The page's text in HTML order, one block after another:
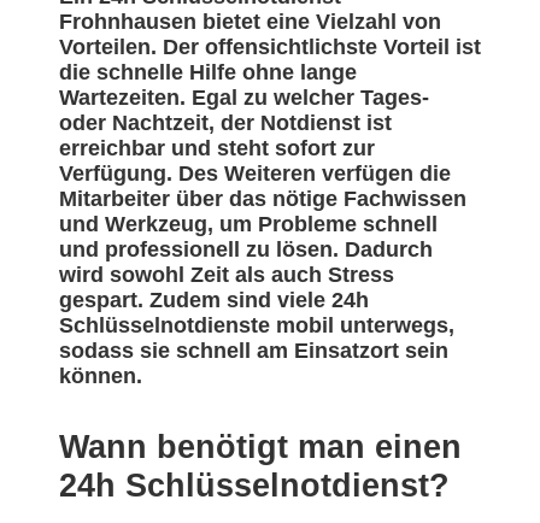
Frohnhausen bietet eine Vielzahl von
Vorteilen. Der offensichtlichste Vorteil ist
die schnelle Hilfe ohne lange
Wartezeiten. Egal zu welcher Tages-
oder Nachtzeit, der Notdienst ist
erreichbar und steht sofort zur
Verfügung. Des Weiteren verfügen die
Mitarbeiter über das nötige Fachwissen
und Werkzeug, um Probleme schnell
und professionell zu lösen. Dadurch
wird sowohl Zeit als auch Stress
gespart. Zudem sind viele 24h
Schlüsselnotdienste mobil unterwegs,
sodass sie schnell am Einsatzort sein
können.
Wann benötigt man einen
24h Schlüsselnotdienst?